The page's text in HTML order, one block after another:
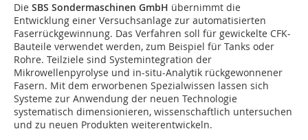
Die SBS Sondermaschinen GmbH übernimmt die
Entwicklung einer Versuchsanlage zur automatisierten
Faserrückgewinnung. Das Verfahren soll für gewickelte CFK-
Bauteile verwendet werden, zum Beispiel für Tanks oder
Rohre. Teilziele sind Systemintegration der
Mikrowellenpyrolyse und in-situ-Analytik rückgewonnener
Fasern. Mit dem erworbenen Spezialwissen lassen sich
Systeme zur Anwendung der neuen Technologie
systematisch dimensionieren, wissenschaftlich untersuchen
und zu neuen Produkten weiterentwickeln.